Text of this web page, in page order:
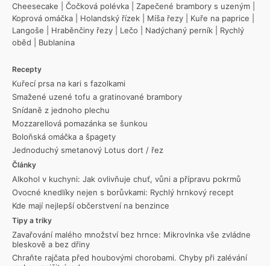
Cheesecake
Čočková polévka Zapečené brambory s uzeným
Koprová omáčka
Holandský řízek Míša řezy Kuře na paprice
Langoše
Hraběnčiny řezy Lečo Nadýchaný perník
Rychlý
oběd
Bublanina
Recepty
Kuřecí prsa na kari s fazolkami
Smažené uzené tofu a gratinované brambory
Snídaně z jednoho plechu
Mozzarellová pomazánka se šunkou
Boloňská omáčka a špagety
Jednoduchý smetanový Lotus dort / řez
Články
Alkohol v kuchyni: Jak ovlivňuje chuť, vůni a přípravu pokrmů
Ovocné knedlíky nejen s borůvkami: Rychlý hrnkový recept
Kde mají nejlepší občerstvení na benzince
Tipy a triky
Zavařování malého množství bez hrnce: Mikrovlnka vše zvládne
bleskově a bez dřiny
Chraňte rajčata před houbovými chorobami. Chyby při zalévání